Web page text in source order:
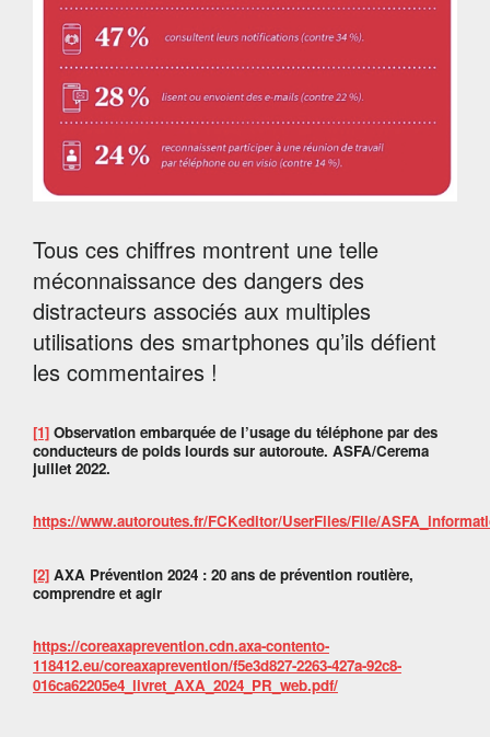
Tous ces chiffres montrent une telle
méconnaissance des dangers des
distracteurs associés aux multiples
utilisations des smartphones qu’ils défient
les commentaires !
[1] Observation embarquée de l’usage du téléphone par des
conducteurs de poids lourds sur autoroute. ASFA/Cerema
juillet 2022.
https://www.autoroutes.fr/FCKeditor/UserFiles/File/
[2] AXA Prévention 2024 : 20 ans de prévention routière,
comprendre et agir
https://coreaxaprevention.cdn.axa-contento-
118412.eu/coreaxaprevention/f5e3d827-2263-427a-92c8-
016ca62205e4_livret_AXA_2024_PR_web.pdf/